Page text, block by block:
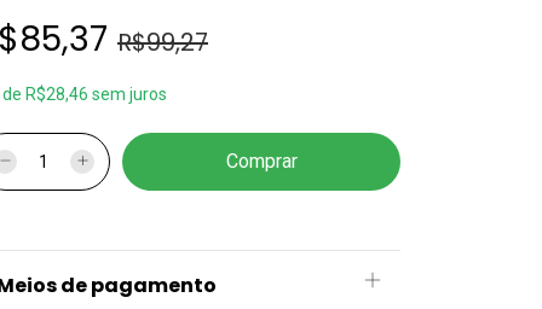
R$99,27
de R$28,46 sem juros
de pagamento